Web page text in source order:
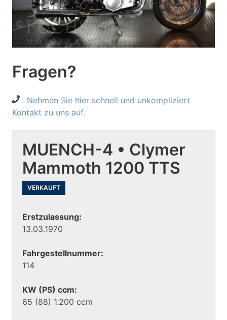
Fragen?
Nehmen Sie hier schnell und unkompliziert
Kontakt zu uns auf.
MUENCH-4 • Clymer
Mammoth 1200 TTS
VERKAUFT
Erstzulassung:
13.03.1970
Fahrgestellnummer:
114
KW (PS) ccm:
65 (88) 1.200 ccm